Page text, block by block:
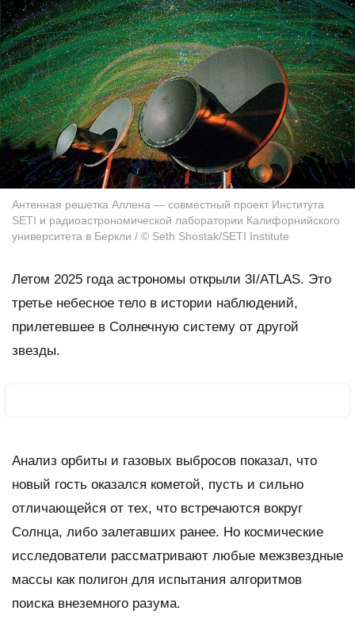
Антенная решетка Аллена — совместный проект Института
SETI и радиоастрономической лаборатории Калифорнийского
университета в Беркли / © Seth Shostak/SETI Institute
Летом 2025 года астрономы открыли 3I/ATLAS. Это
третье небесное тело в истории наблюдений,
прилетевшее в Солнечную систему от другой
звезды.
Анализ орбиты и газовых выбросов показал, что
новый гость оказался кометой, пусть и сильно
отличающейся от тех, что встречаются вокруг
Солнца, либо залетавших ранее. Но космические
исследователи рассматривают любые межзвездные
массы как полигон для испытания алгоритмов
поиска внеземного разума.